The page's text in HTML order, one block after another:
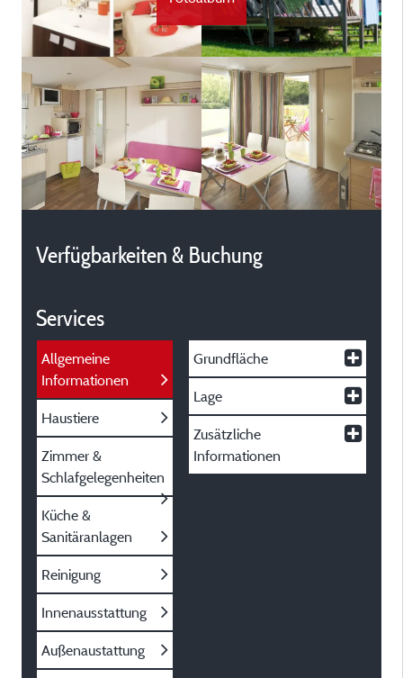
Verfügbarkeiten & Buchung
Services
Allgemeine
Informationen
Haustiere
Zimmer &
Schlafgelegenheiten
Küche &
Sanitäranlagen
Reinigung
Innenausstattung
Außenaustattung
Grundfläche
Lage
Zusätzliche
Informationen